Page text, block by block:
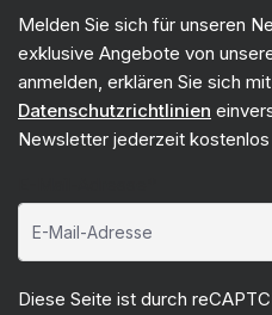
Melden Sie sich für unseren
exklusive Angebote von
anmelden, erklären Sie sich
Datenschutzrichtlinien
Newsletter jederzeit
Diese Seite ist durch